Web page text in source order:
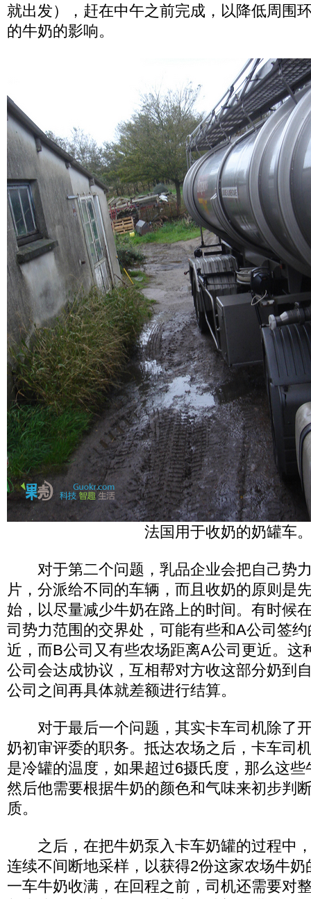
就出发），赶在中午之前完成，以降低周围
的牛奶的影响。
法国用于收奶的奶罐车
对于第二个问题，乳品企业会把自己势
片，分派给不同的车辆，而且收奶的原则是
始，以尽量减少牛奶在路上的时间。有时候
司势力范围的交界处，可能有些和A公司签
近，而B公司又有些农场距离A公司更近。这
公司会达成协议，互相帮对方收这部分奶到
公司之间再具体就差额进行结算。
对于最后一个问题，其实卡车司机除了
奶初审评委的职务。抵达农场之后，卡车司
是冷罐的温度，如果超过6摄氏度，那么这
然后他需要根据牛奶的颜色和气味来初步判
质。
之后，在把牛奶泵入卡车奶罐的过程中
连续不间断地采样，以获得2份这家农场牛
一车牛奶收满，在回程之前，司机还需要对